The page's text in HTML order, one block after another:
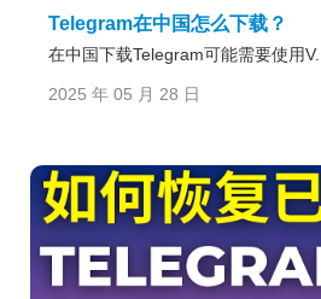
Telegram在中国怎么下载？
在中国下载Telegram可能需要使用V...
2025 年 05 月 28 日